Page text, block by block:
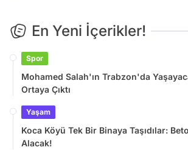
En Yeni İçerikler!
Spor
Mohamed Salah'ın Trabzon'da
Ortaya Çıktı
Yaşam
Koca Köyü Tek Bir Binaya Taşıdılar:
Alacak!